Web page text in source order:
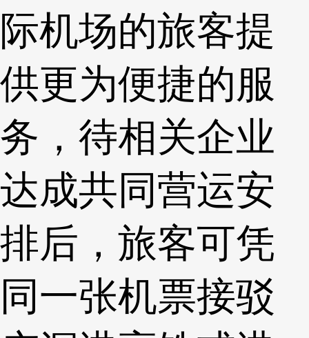
际机场的旅客提
供更为便捷的服
务，待相关企业
达成共同营运安
排后，旅客可凭
同一张机票接驳